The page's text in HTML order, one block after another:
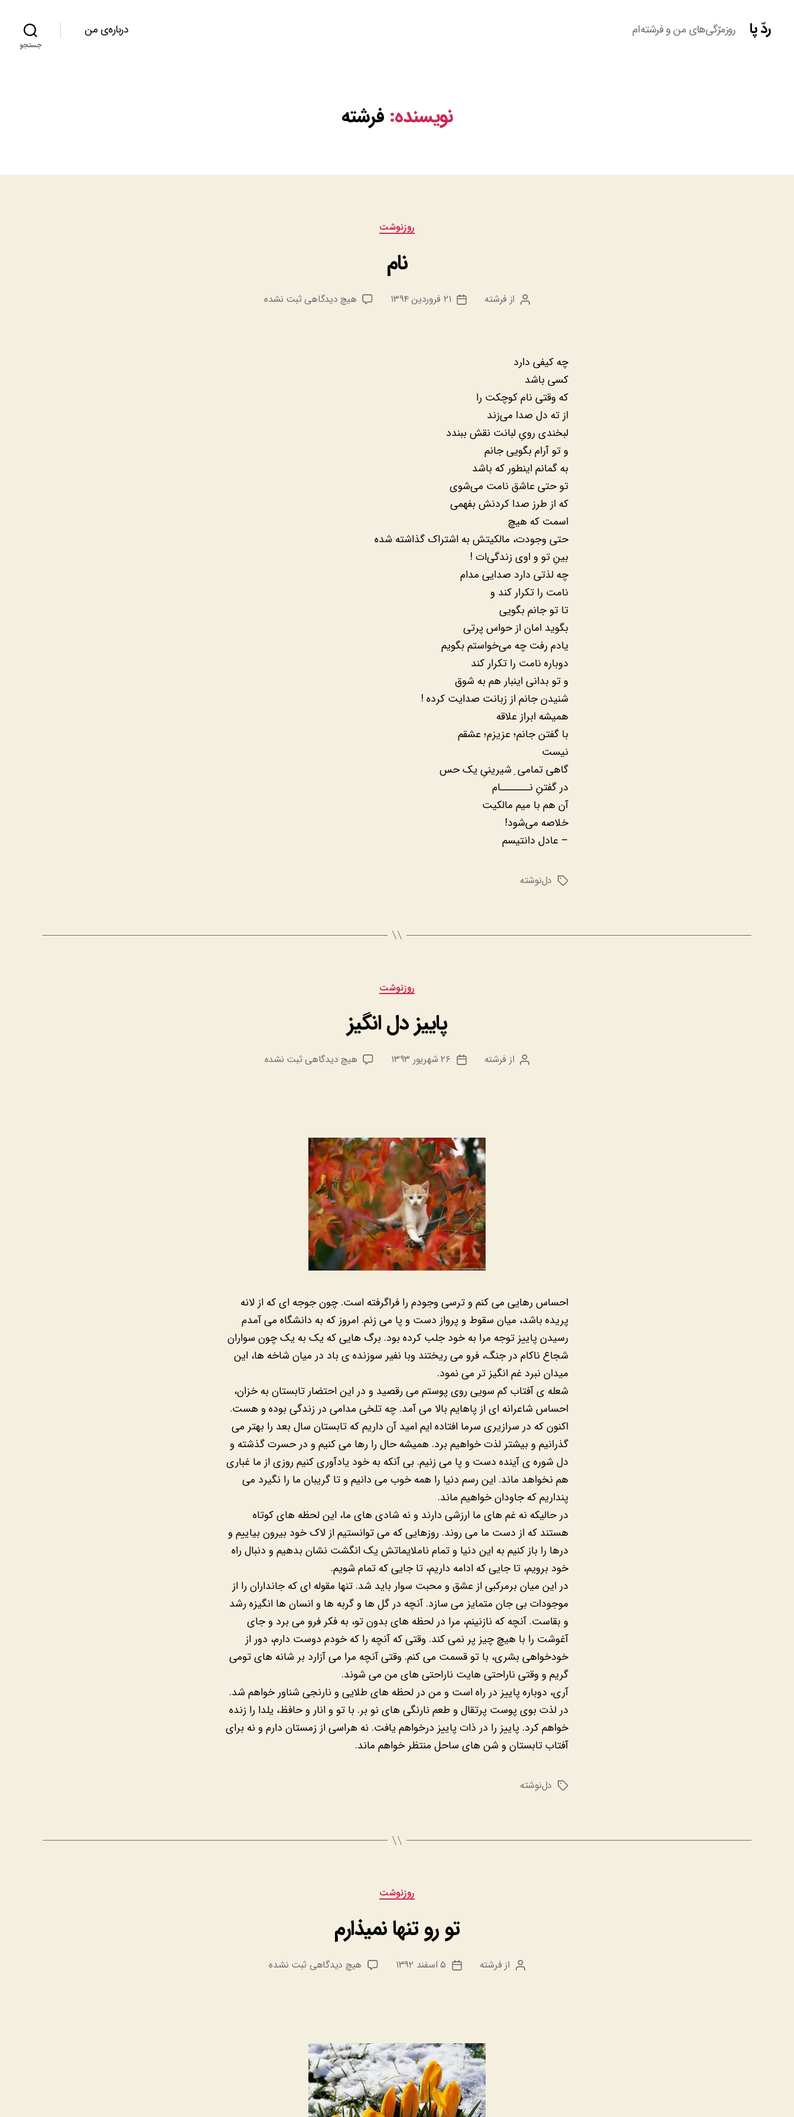
ردّ پا روزمرّگی‌های من و فرشته‌ام درباره‌ی من
جستجو
نویسنده: فرشته
دسته‌ها
روزنوشت
نام
نویسنده
از فرشته
تاریخ
۲۱ فروردین ۱۳۹۴ هیچ دیدگاهیبرای
ثبت نشده
چه کیفی دارد
کسی باشد
که وقتی نام کوچکت را
از ته دل صدا می‌زند
لبخندی رویِ لبانت نقش ببندد
و تو آرام بگویی جانم
به گمانم اینطور که باشد
تو حتی عاشق نامت می‌شوی
که از طرز صدا کردنش بفهمی
اسمت که هیچ
حتی وجودت، مالکیتش به اشتراک گذاشته شده
بینِ تو و اوی زندگی‌ات !
چه لذتی دارد صدایی مدام
نامت را تکرار کند و
تا تو جانم بگویی
بگوید امان از حواس پرتی
یادم رفت چه می‌خواستم بگویم
دوباره نامت را تکرار کند
و تو بدانی اینبار هم به شوق
شنیدن جانم از زبانت صدایت کرده !
همیشه ابراز علاقه
با گفتن جانم؛ عزیزم؛ عشقم
نیست
گاهی تمامی ِ شیرینیِ یک حس
در گفتنِ نـــــــام
آن هم با میم مالکیت
خلاصه می‌شود!
– عادل دانتیسم
برچسب‌ها
دل‌نوشته
دسته‌ها
روزنوشت
پاییز دل انگیز
نویسنده
از فرشته
تاریخ
۲۶ شهریور ۱۳۹۳ هیچ دیدگاهیبرای
ثبت نشده
احساس رهایی می کنم و ترسی وجودم را فراگرفته است. چون جوجه ای که از لانه
پریده باشد، میان سقوط و پرواز دست و پا می زنم. امروز که به دانشگاه می آمدم
رسیدن پاییز توجه مرا به خود جلب کرده بود. برگ هایی که یک به یک چون سواران
شجاع ناکام در جنگ، فرو می ریختند وبا نفیر سوزنده ی باد در میان شاخه ها، این
میدان نبرد غم انگیز تر می نمود.
شعله ی آفتاب کم سویی روی پوستم می رقصید و در این احتضار تابستان به خزان،
احساس شاعرانه ای از پاهایم بالا می آمد. چه تلخی مدامی در زندگی بوده و هست.
اکنون که در سرازیری سرما افتاده ایم امید آن داریم که تابستان سال بعد را بهتر می
گذرانیم و بیشتر لذت خواهیم برد. همیشه حال را رها می کنیم و در حسرت گذشته و
دل شوره ی آینده دست و پا می زنیم. بی آنکه به خود یادآوری کنیم روزی از ما غباری
هم نخواهد ماند. این رسم دنیا را همه خوب می دانیم و تا گریبان ما را نگیرد می
پنداریم که جاودان خواهیم ماند.
در حالیکه نه غم های ما ارزشی دارند و نه شادی های ما، این لحظه های کوتاه
هستند که از دست ما می روند. روزهایی که می توانستیم از لاک خود بیرون بیاییم و
درها را باز کنیم به این دنیا و تمام ناملایماتش یک انگشت نشان بدهیم و دنبال راه
خود برویم، تا جایی که ادامه داریم، تا جایی که تمام شویم.
در این میان برمرکبی از عشق و محبت سوار باید شد. تنها مقوله ای که جانداران را از
موجودات بی جان متمایز می سازد. آنچه در گل ها و گربه ها و انسان ها انگیزه رشد
و بقاست. آنچه که نازنینم، مرا در لحظه های بدون تو، به فکر فرو می برد و جای
آغوشت را با هیچ چیز پر نمی کند. وقتی که آنچه را که خودم دوست دارم، دور از
خودخواهی بشری، با تو قسمت می کنم. وقتی آنچه مرا می آزارد بر شانه های تومی
گریم و وقتی ناراحتی هایت ناراحتی های من می شوند.
آری، دوباره پاییز در راه است و من در لحظه های طلایی و نارنجی شناور خواهم شد.
در لذت بوی پوست پرتقال و طعم نارنگی های نو بر. با تو و انار و حافظ، یلدا را زنده
خواهم کرد. پاییز را در ذات پاییز درخواهم یافت. نه هراسی از زمستان دارم و نه برای
آفتاب تابستان و شن های ساحل منتظر خواهم ماند.
برچسب‌ها
دل‌نوشته
دسته‌ها
روزنوشت
تو رو تنها نمیذارم
نویسنده
از فرشته
تاریخ
۵ اسفند ۱۳۹۲ هیچ دیدگاهی برای
ثبت نشده